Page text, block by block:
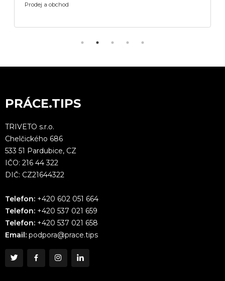
Prodej a obchod
PRÁCE.TIPS
TRIVETO s.r.o.
Chelčického 686
533 51 Pardubice, CZ
IČO: 216 44 322
DIČ: CZ21644322
Telefon: +420 602 051 664
Telefon: +420 537 021 659
Telefon: +420 537 021 658
Email: podpora@prace.tips